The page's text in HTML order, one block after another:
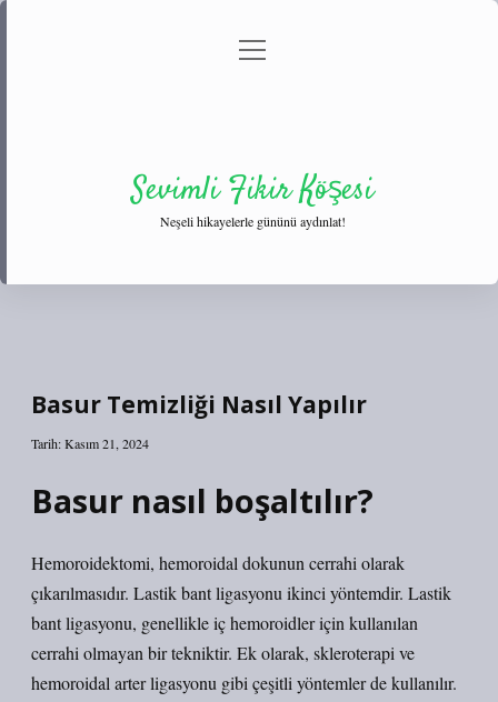
Gizlilik Politikası
menüyü
Sevimli Fikir Köşesi
Neşeli hikayelerle gününü aydınlat!
Basur Temizliği Nasıl Yapılır
Tarih: Kasım 21, 2024
Basur nasıl boşaltılır?
Hemoroidektomi, hemoroidal dokunun cerrahi olarak
çıkarılmasıdır. Lastik bant ligasyonu ikinci yöntemdir. Lastik
bant ligasyonu, genellikle iç hemoroidler için kullanılan
cerrahi olmayan bir tekniktir. Ek olarak, skleroterapi ve
hemoroidal arter ligasyonu gibi çeşitli yöntemler de kullanılır.